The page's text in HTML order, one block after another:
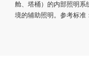
舱、塔桶）的内部照明系
境的辅助照明。参考标准